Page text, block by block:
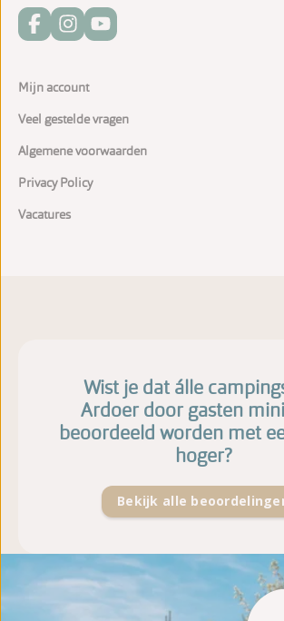
Mijn account
Veel gestelde vragen
Algemene voorwaarden
Privacy Policy
Vacatures
Wist je dat álle
Ardoer door gasten
beoordeeld worden met
hoger?
Bekijk alle